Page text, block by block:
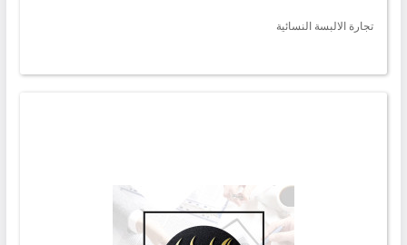
تجارة الالبسة النسائية